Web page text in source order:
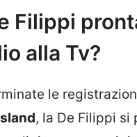
Filippi
alla Tv?
le
, la De Filippi si